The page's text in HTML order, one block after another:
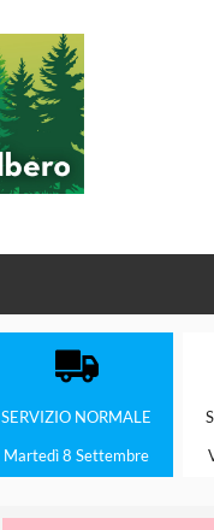
SERVIZIO NORMALE
Martedì 8 Settembre